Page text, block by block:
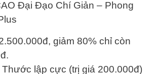
Đại Đạo Chí Giản – Phong
giảm 80% chỉ còn
Thước lập cực (trị giá 200.000đ)